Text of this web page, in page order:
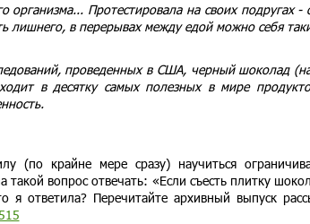
организма... Протестировала на своих подругах
лишнего, в перерывах между едой можно себя
проведенных в США, черный шоколад
в десятку самых полезных в мире
(по крайне мере сразу) научиться
такой вопрос отвечать: «Если съесть плитку
я ответила? Перечитайте архивный выпуск